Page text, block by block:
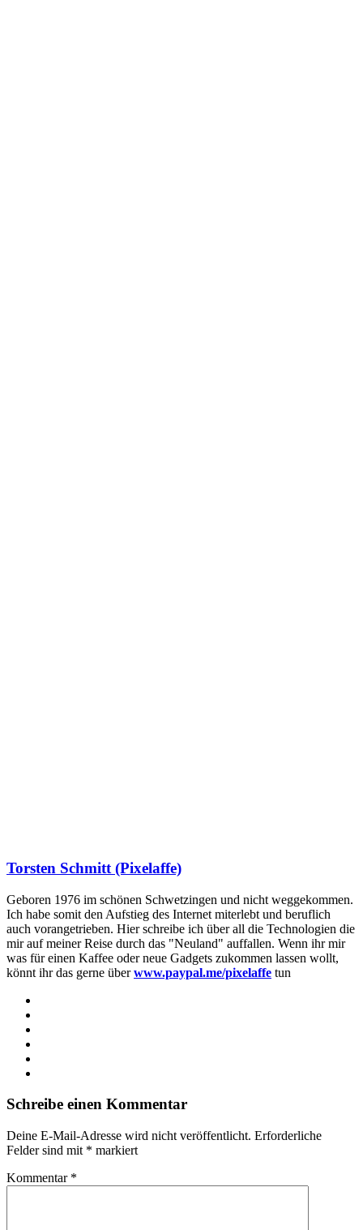
Torsten Schmitt (Pixelaffe)
Geboren 1976 im schönen Schwetzingen und nicht weggekommen.
Ich habe somit den Aufstieg des Internet miterlebt und beruflich
auch vorangetrieben. Hier schreibe ich über all die Technologien die
mir auf meiner Reise durch das "Neuland" auffallen. Wenn ihr mir
was für einen Kaffee oder neue Gadgets zukommen lassen wollt,
könnt ihr das gerne überwww.paypal.me/pixelaffe tun
Schreibe einen Kommentar
Deine E-Mail-Adresse wird nicht veröffentlicht. Erforderliche
Felder sind mit * markiert
Kommentar *